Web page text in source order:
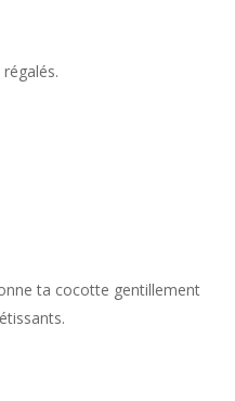
régalés.
ta cocotte gentillement